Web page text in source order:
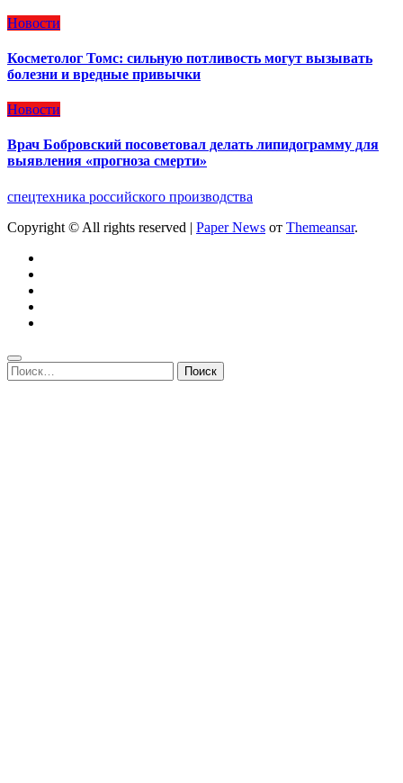
Новости
Косметолог Томс: сильную потливость могут вызывать
болезни и вредные привычки
Новости
Врач Бобровский посоветовал делать липидограмму для
выявления «прогноза смерти»
спецтехника российского производства
Copyright © All rights reserved | Paper News от Themeansar.
Найти: